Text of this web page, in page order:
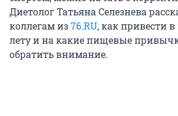
Диетолог Татьяна Селезнева
коллегам из76.RU, как привести
лету и на какие пищевые
обратить внимание.